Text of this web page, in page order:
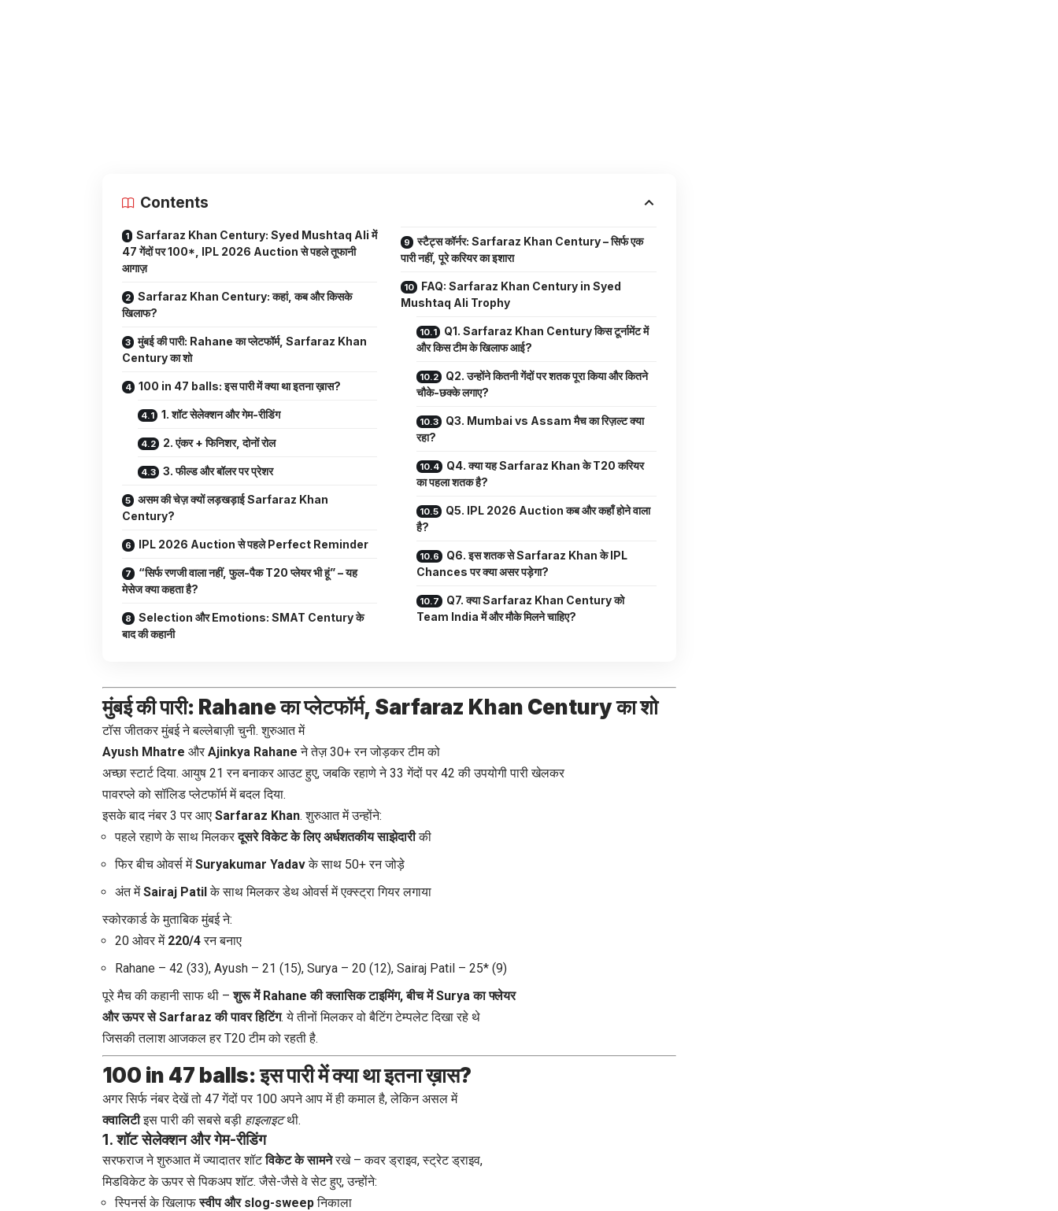
Contents
Sarfaraz Khan Century: Syed Mushtaq Ali में
47 गेंदों पर 100*, IPL 2026 Auction से पहले तूफानी
आगाज़
Sarfaraz Khan Century: कहां, कब और किसके
खिलाफ?
मुंबई की पारी: Rahane का प्लेटफॉर्म, Sarfaraz Khan
Century का शो
100 in 47 balls: इस पारी में क्या था इतना ख़ास?
1. शॉट सेलेक्शन और गेम-रीडिंग
2. एंकर + फिनिशर, दोनों रोल
3. फील्ड और बॉलर पर प्रेशर
असम की चेज़ क्यों लड़खड़ाई Sarfaraz Khan
Century?
IPL 2026 Auction से पहले Perfect Reminder
“सिर्फ रणजी वाला नहीं, फुल-पैक T20 प्लेयर भी हूं” – यह
मेसेज क्या कहता है?
Selection और Emotions: SMAT Century के
बाद की कहानी
स्टैट्स कॉर्नर: Sarfaraz Khan Century – सिर्फ एक
पारी नहीं, पूरे करियर का इशारा
FAQ: Sarfaraz Khan Century in Syed
Mushtaq Ali Trophy
Q1. Sarfaraz Khan Century किस टूर्नामेंट में
और किस टीम के खिलाफ आई?
Q2. उन्होंने कितनी गेंदों पर शतक पूरा किया और कितने
चौके-छक्के लगाए?
Q3. Mumbai vs Assam मैच का रिज़ल्ट क्या
रहा?
Q4. क्या यह Sarfaraz Khan के T20 करियर
का पहला शतक है?
Q5. IPL 2026 Auction कब और कहाँ होने वाला
है?
Q6. इस शतक से Sarfaraz Khan के IPL
Chances पर क्या असर पड़ेगा?
Q7. क्या Sarfaraz Khan Century को
Team India में और मौके मिलने चाहिए?
मुंबई की पारी: Rahane का प्लेटफॉर्म, Sarfaraz Khan Century का शो
टॉस जीतकर मुंबई ने बल्लेबाज़ी चुनी. शुरुआत में
Ayush Mhatre और Ajinkya Rahane ने तेज़ 30+ रन जोड़कर टीम को
अच्छा स्टार्ट दिया. आयुष 21 रन बनाकर आउट हुए, जबकि रहाणे ने 33 गेंदों पर 42 की उपयोगी पारी खेलकर
पावरप्ले को सॉलिड प्लेटफॉर्म में बदल दिया.
इसके बाद नंबर 3 पर आए Sarfaraz Khan. शुरुआत में उन्होंने:
पहले रहाणे के साथ मिलकरदूसरे विकेट के लिए अर्धशतकीय साझेदारीकी
फिर बीच ओवर्स मेंSuryakumar Yadavके साथ 50+ रन जोड़े
अंत मेंSairaj Patilके साथ मिलकर डेथ ओवर्स में एक्स्ट्रा गियर लगाया
स्कोरकार्ड के मुताबिक मुंबई ने:
20 ओवर में 220/4रन बनाए
Rahane – 42 (33), Ayush – 21 (15), Surya – 20 (12), Sairaj Patil – 25* (9)
पूरे मैच की कहानी साफ थी –शुरू में Rahane की क्लासिक टाइमिंग, बीच में Surya का फ्लेयर
और ऊपर से Sarfaraz की पावर हिटिंग. ये तीनों मिलकर वो बैटिंग टेम्पलेट दिखा रहे थे
जिसकी तलाश आजकल हर T20 टीम को रहती है.
100 in 47 balls: इस पारी में क्या था इतना ख़ास?
अगर सिर्फ नंबर देखें तो 47 गेंदों पर 100 अपने आप में ही कमाल है, लेकिन असल में
क्वालिटीइस पारी की सबसे बड़ी हाइलाइटथी.
1. शॉट सेलेक्शन और गेम-रीडिंग
सरफराज ने शुरुआत में ज्यादातर शॉटविकेट के सामनेरखे – कवर ड्राइव, स्ट्रेट ड्राइव,
मिडविकेट के ऊपर से पिकअप शॉट. जैसे-जैसे वे सेट हुए, उन्होंने:
स्पिनर्स के खिलाफस्वीप और slog-sweepनिकाला